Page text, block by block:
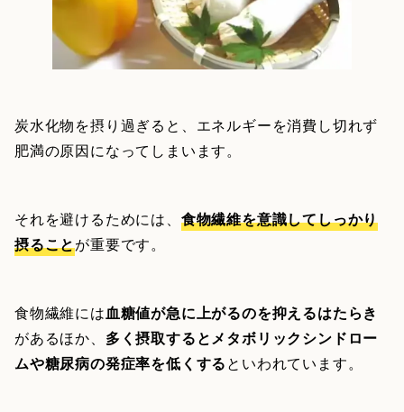
炭水化物を摂り過ぎると、エネルギーを消費し切れず
肥満の原因になってしまいます。
それを避けるためには、 食物繊維を意識してしっかり
摂ることが重要です。
食物繊維には血糖値が急に上がるのを抑えるはたらき
があるほか、 多く摂取するとメタボリックシンドロー
ムや糖尿病の発症率を低くするといわれています。